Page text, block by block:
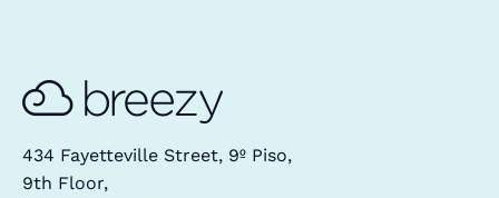
434 Fayetteville Street, 9º Piso,
9th Floor,